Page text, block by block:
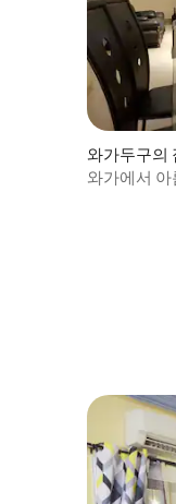
와가두구의
와가에서